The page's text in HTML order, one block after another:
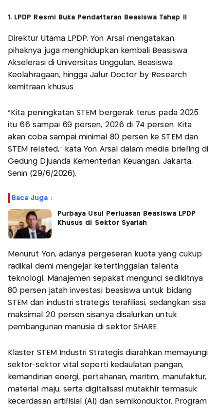
1. LPDP Resmi Buka Pendaftaran Beasiswa Tahap II
Direktur Utama LPDP, Yon Arsal mengatakan,
pihaknya juga menghidupkan kembali Beasiswa
Akselerasi di Universitas Unggulan, Beasiswa
Keolahragaan, hingga Jalur Doctor by Research
kemitraan khusus.
“Kita peningkatan STEM bergerak terus pada 2025
itu 66 sampai 69 persen, 2026 di 74 persen. Kita
akan coba sampai minimal 80 persen ke STEM dan
STEM related,” kata Yon Arsal dalam media briefing di
Gedung Djuanda Kementerian Keuangan, Jakarta,
Senin (29/6/2026).
Baca Juga :
Purbaya Usul Perluasan Beasiswa LPDP
Khusus di Sektor Syariah
Menurut Yon, adanya pergeseran kuota yang cukup
radikal demi mengejar ketertinggalan talenta
teknologi. Manajemen sepakat mengunci sedikitnya
80 persen jatah investasi beasiswa untuk bidang
STEM dan industri strategis terafiliasi, sedangkan sisa
maksimal 20 persen sisanya disalurkan untuk
pembangunan manusia di sektor SHARE.
Klaster STEM Industri Strategis diarahkan memayungi
sektor-sektor vital seperti kedaulatan pangan,
kemandirian energi, pertahanan, maritim, manufaktur,
material maju, serta digitalisasi mutakhir termasuk
kecerdasan artifisial (AI) dan semikonduktor. Program